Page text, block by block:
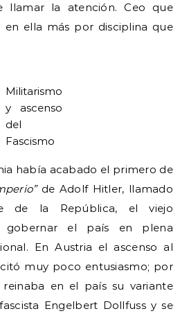
llamar la atención. Ceo que
ella más por disciplina que
Militarismo
y ascenso
del
Fascismo
había acabado el primero de
de Adolf Hitler, llamado
de la República, el viejo
gobernar el país en plena
En Austria el ascenso al
muy poco entusiasmo; por
en el país su variante
Engelbert Dollfuss y se